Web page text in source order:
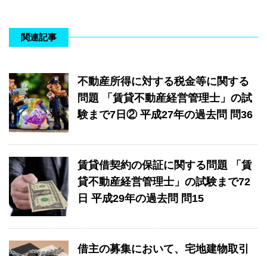
関連記事
不動産所得に対する税金等に関する
問題 「賃貸不動産経営管理士」の試
験まで7日② 平成27年の過去問 問36
賃貸借契約の保証に関する問題 「賃
貸不動産経営管理士」の試験まで72
日 平成29年の過去問 問15
借主の募集において、宅地建物取引